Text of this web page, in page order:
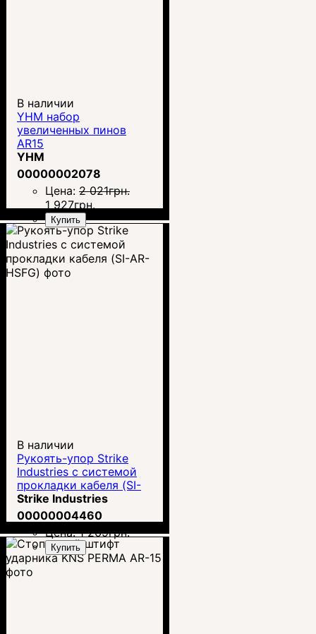
В наличии
YHM набор
увеличенных пинов
AR15
YHM
00000002078
Цена: 2 021грн.
1 927грн.
Купить
В наличии
Рукоять-упор Strike
Industries с системой
прокладки кабеля (SI-
AR-HSFG)
Strike Industries
00000004460
Цена:1 269грн.
Купить